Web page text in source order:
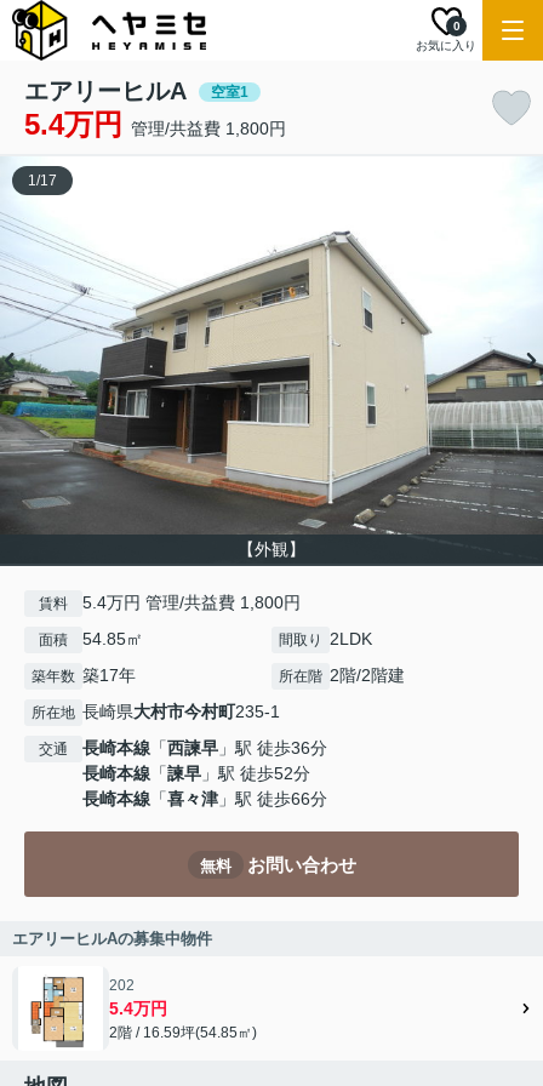
お気に入り
0
エアリーヒルA 空室1
5.4万円 管理/共益費 1,800円
【外観】
1/17
賃料 5.4万円 管理/共益費 1,800円
面積 54.85㎡ 間取り 2LDK
築年数 築17年 所在階 2階/2階建
所在地 長崎県大村市今村町235-1
交通 長崎本線 「西諫早 」駅 徒歩36分
長崎本線 「諫早 」駅 徒歩52分
長崎本線 「喜々津 」駅 徒歩66分
無料 お問い合わせ
エアリーヒルAの募集中物件
202
5.4万円
2階 / 16.59坪(54.85㎡)